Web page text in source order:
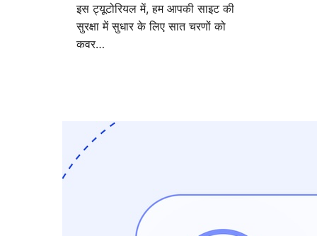
इस ट्यूटोरियल में, हम आपकी साइट की
सुरक्षा में सुधार के लिए सात चरणों को
कवर…